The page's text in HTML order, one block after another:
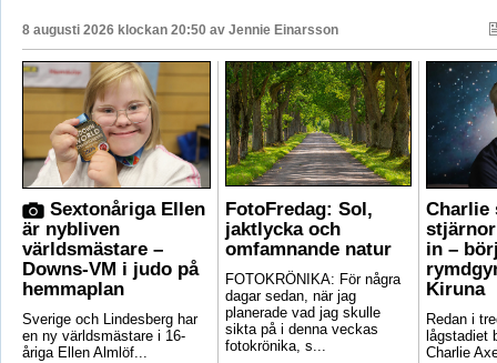
8 augusti 2026 klockan 20:50 av Jennie Einarsson
Sextonåriga Ellen
är nybliven
världsmästare –
Downs-VM i judo på
hemmaplan
Sverige och Lindesberg har
en ny världsmästare i 16-
åriga Ellen Almlöf...
FotoFredag: Sol,
jaktlycka och
omfamnande natur
FOTOKRÖNIKA: För några
dagar sedan, när jag
planerade vad jag skulle
sikta på i denna veckas
fotokrönika, s...
Charlie
in –
Kiruna
Redan i
lågstadiet
Charlie